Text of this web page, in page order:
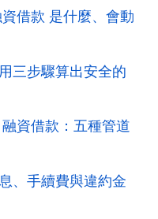
借款 是什麼、會動
三步驟算出安全的
資借款：五種管道
、手續費與違約金